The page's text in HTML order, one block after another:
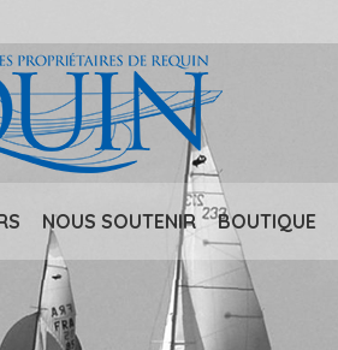
NOUS SOUTENIR BOUTIQUE